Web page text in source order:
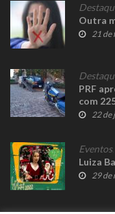
Outra
21 de
PRF
com
22 de
Eventos,
Luiza
29 de